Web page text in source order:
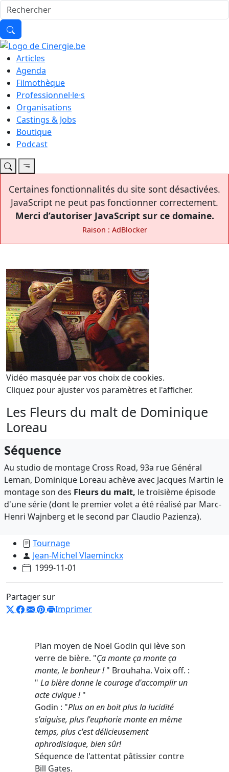
Articles
Agenda
Filmothèque
Professionnel·le·s
Organisations
Castings & Jobs
Boutique
Podcast
Certaines fonctionnalités du site sont désactivées.
JavaScript ne peut pas fonctionner correctement.
Merci d’autoriser JavaScript sur ce domaine.
Raison : AdBlocker
Vidéo masquée par vos choix de cookies.
Cliquez pour ajuster vos paramètres et l'afficher.
Les Fleurs du malt de Dominique
Loreau
Séquence
Au studio de montage Cross Road, 93a rue Général
Leman, Dominique Loreau achève avec Jacques Martin le
montage son des Fleurs du malt, le troisième épisode
d'une série (dont le premier volet a été réalisé par Marc-
Henri Wajnberg et le second par Claudio Pazienza).
Tournage
Jean-Michel Vlaeminckx
1999-11-01
Partager sur
Imprimer
Plan moyen de Noël Godin qui lève son
verre de bière. "Ça monte ça monte ça
monte, le bonheur !" Brouhaha. Voix off. :
" La bière donne le courage d'accomplir un
acte civique !"
Godin : "Plus on en boit plus la lucidité
s'aiguise, plus l'euphorie monte en même
temps, plus c'est délicieusement
aphrodisiaque, bien sûr!
Séquence de l'attentat pâtissier contre
Bill Gates.